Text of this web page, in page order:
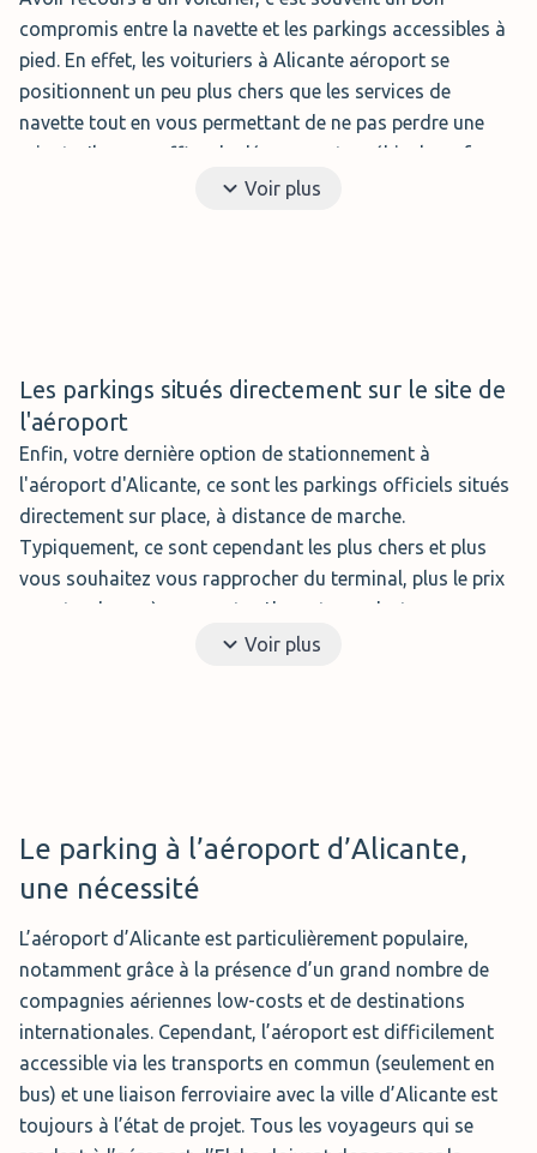
compromis entre la navette et les parkings accessibles à
pied. En effet, les voituriers à Alicante aéroport se
positionnent un peu plus chers que les services de
navette tout en vous permettant de ne pas perdre une
minute. Il vous suffira de déposer votre véhicule en face
du terminal ou un voiturier vous attendra et ira le garer. A
Voiturier Aparkate
Aparkatemet à votre disposition
un service de voiturier à l’aéroport
de Alicante aux prix les plus bas.
Ses installations sont ouvertes de
5h à 1h et offrent des places de
parking non couvertes et bitumées. Le parking dispose de
caméras de surveillance, d'un périmètre clôturé et d'une
Le parking VIP
à Alicante a reçu le
prix Park Mark et dispose de
mesures de sécurité telles qu'un
système d'alarme, une
vidéosurveillance 24h / 24, une
enceinte clôturée et une barrière d'entrée. Le service est
disponible 24/7 et des places couvertes ou en extérieure y
sont disponibles.
Voir plus
Les parkings situés directement sur le site de
l'aéroport
Enfin, votre dernière option de stationnement à
l'aéroport d'Alicante, ce sont les parkings officiels situés
directement sur place, à distance de marche.
Typiquement, ce sont cependant les plus chers et plus
vous souhaitez vous rapprocher du terminal, plus le prix
aura tendance à augmenter. L'avantage, c'est que
contrairement aux services de voituriers qui doivent être
Voir plus
Le parking à l’aéroport d’Alicante,
une nécessité
L’aéroport d’Alicante est particulièrement populaire,
notamment grâce à la présence d’un grand nombre de
compagnies aériennes low-costs et de destinations
internationales. Cependant, l’aéroport est difficilement
accessible via les transports en commun (seulement en
bus) et une liaison ferroviaire avec la ville d’Alicante est
toujours à l’état de projet. Tous les voyageurs qui se